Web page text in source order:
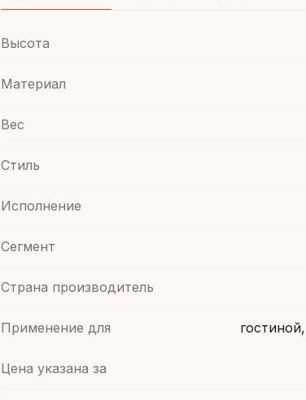
Высота
Материал
Вес
Стиль
Иcполнение
Сегмент
Страна производитель
Применение для
Цена указана за